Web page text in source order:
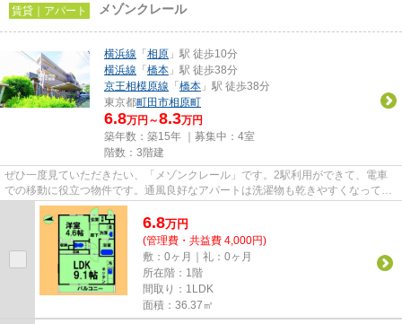
賃貸｜アパート メゾンクレール
横浜線 「 相原 」駅 徒歩10分
横浜線 「 橋本 」駅 徒歩38分
京王相模原線 「 橋本 」駅 徒歩38分
東京都町田市相原町
6.8万円～8.3万円
築年数：築15年 ｜募集中： 4室
階数：3階建
ぜひ一度見ていただきたい、「メゾンクレール」です。2駅利用ができて、電車
での移動に役立つ物件です。通風良好なアパートは洗濯物も乾きやすくなってい
ます。こちらは自走式駐車場付...
6.8万円
(管理費・共益費 4,000円)
敷：0ヶ月｜礼：0ヶ月
所在階：1階
間取り：1LDK
面積：36.37㎡